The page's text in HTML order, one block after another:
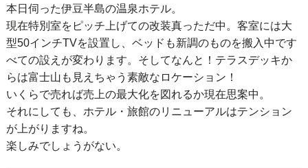
本日伺った伊豆半島の温泉ホテル。
現在特別室をピッチ上げての改装真っただ中。客室には大
型50インチTVを設置し、ベッドも新調のものを搬入中です
べての設えが変わります。そしてなんと！テラスデッキか
らは富士山も見えちゃう素敵なロケーション！
いくらで売れば売上の最大化を図れるか現在思案中。
それにしても、ホテル・旅館のリニューアルはテンション
が上がりますね。
楽しみでしょうがない。